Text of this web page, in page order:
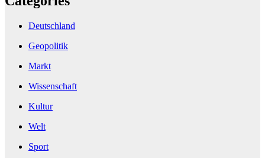
Deutschland
Geopolitik
Markt
Wissenschaft
Kultur
Welt
Sport